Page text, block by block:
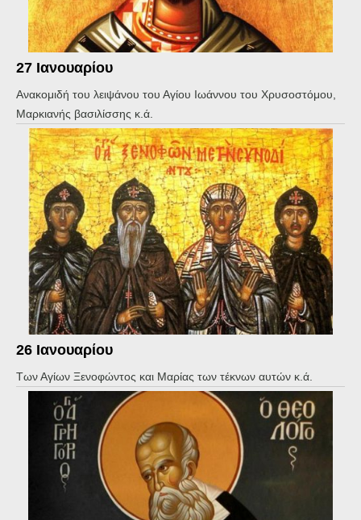
27 Ιανουαρίου
Ανακομιδή του λειψάνου του Αγίου Ιωάννου του Χρυσοστόμου,
Μαρκιανής βασιλίσσης κ.ά.
26 Ιανουαρίου
Των Αγίων Ξενοφώντος και Μαρίας των τέκνων αυτών κ.ά.